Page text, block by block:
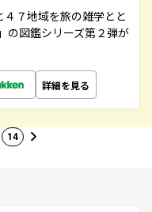
７地域を旅の雑学とと
の図鑑シリーズ第２弾が
詳細を見る
14